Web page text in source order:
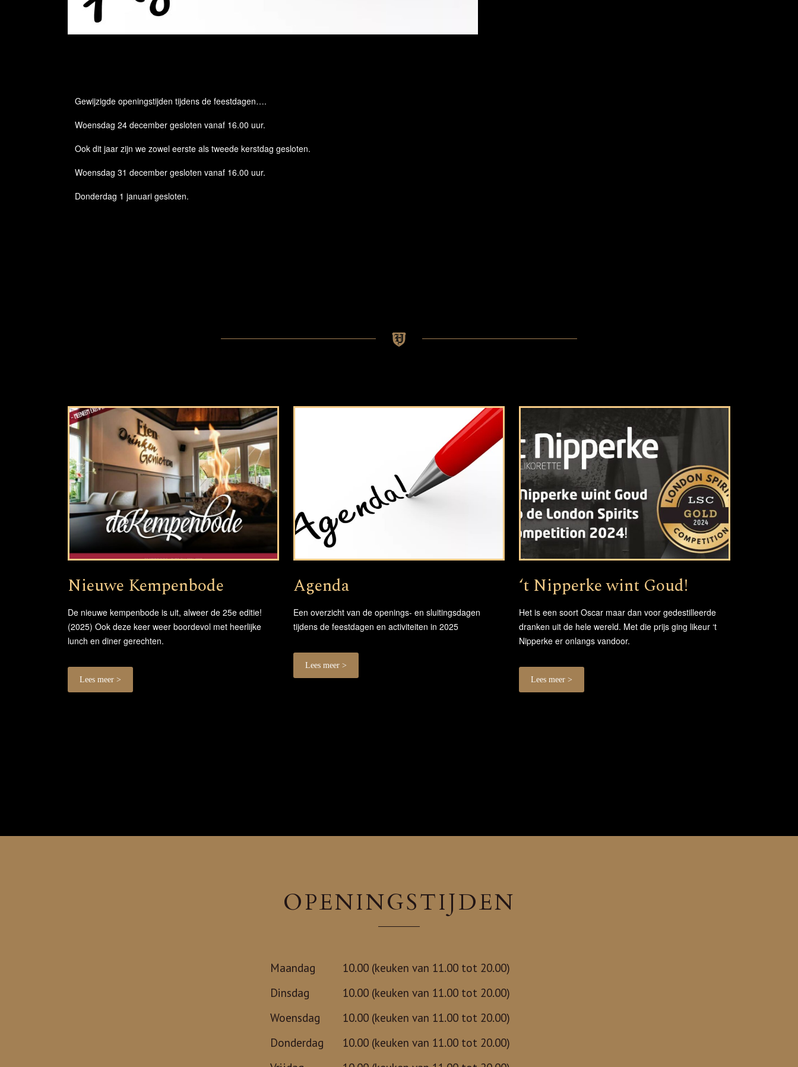
Gewijzigde openingstijden tijdens de feestdagen….
Woensdag 24 december gesloten vanaf 16.00 uur.
Ook dit jaar zijn we zowel eerste als tweede kerstdag gesloten.
Woensdag 31 december gesloten vanaf 16.00 uur.
Donderdag 1 januari gesloten.
Nieuwe Kempenbode
De nieuwe kempenbode is uit, alweer de 25e editie!
(2025) Ook deze keer weer boordevol met heerlijke
lunch en diner gerechten.
Lees meer >
Agenda
Een overzicht van de openings- en sluitingsdagen
tijdens de feestdagen en activiteiten in 2025
Lees meer >
‘t Nipperke wint Goud!
Het is een soort Oscar maar dan voor gedestilleerde
dranken uit de hele wereld. Met die prijs ging likeur ‘t
Nipperke er onlangs vandoor.
Lees meer >
OPENINGSTIJDEN
Maandag
10.00 (keuken van 11.00 tot 20.00)
Dinsdag
10.00 (keuken van 11.00 tot 20.00)
Woensdag
10.00 (keuken van 11.00 tot 20.00)
Donderdag
10.00 (keuken van 11.00 tot 20.00)